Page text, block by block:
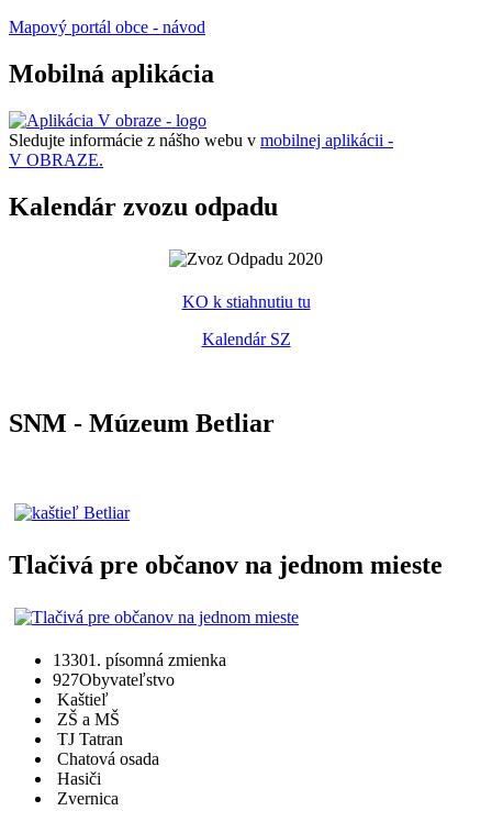
Mapový portál obce - návod
Mobilná aplikácia
Sledujte informácie z nášho webu v mobilnej aplikácii -
V OBRAZE.
Kalendár zvozu odpadu
KO k stiahnutiu tu
Kalendár SZ
SNM - Múzeum Betliar
Tlačivá pre občanov na jednom mieste
13301. písomná zmienka
927Obyvateľstvo
Kaštieľ
ZŠ a MŠ
TJ Tatran
Chatová osada
Hasiči
Zvernica